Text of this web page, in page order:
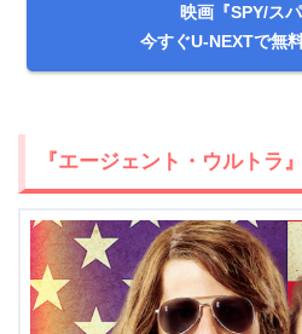
今すぐ無料でU-
映画『SPY/ス
今すぐU-NEXTで無
『エージェント・ウルトラ